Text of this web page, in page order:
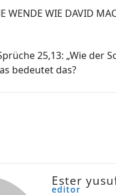
WENDE WIE DAVID
25,13: „Wie der
bedeutet das?
Ester
editor